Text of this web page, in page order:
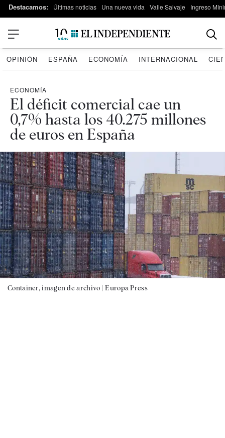
Destacamos: Últimas noticias Una nueva vida Valle Salvaje Ingreso
OPINIÓN ESPAÑA ECONOMÍA INTERNACIONAL
ECONOMÍA
El déficit comercial cae un
0,7% hasta los 40.275 millones
de euros en España
Container, imagen de archivo |Europa Press